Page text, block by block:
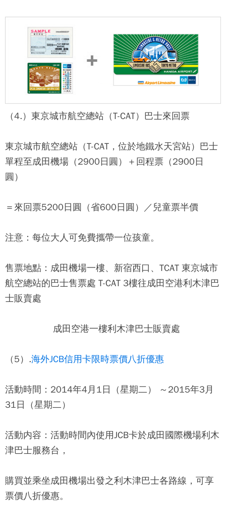
（4.）東京城市航空總站（T-CAT）巴士來回票
東京城市航空總站（T-CAT，位於地鐵水天宮站）巴士
單程至成田機場（2900日圓）＋回程票（2900日
圓）
＝來回票5200日圓（省600日圓）／兒童票半價
注意：每位大人可免費攜帶一位孩童。
售票地點：成田機場一樓、新宿西口、TCAT 東京城市
航空總站的巴士售票處 T-CAT 3樓往成田空港利木津巴
士販賣處
成田空港一樓利木津巴士販賣處
（5）.海外JCB信用卡限時票價八折優惠
活動時間：2014年4月1日（星期二） ～2015年3月
31日（星期二）
活動内容：活動時間內使用JCB卡於成田國際機場利木
津巴士服務台，
購買並乘坐成田機場出發之利木津巴士各路線，可享
票價八折優惠。